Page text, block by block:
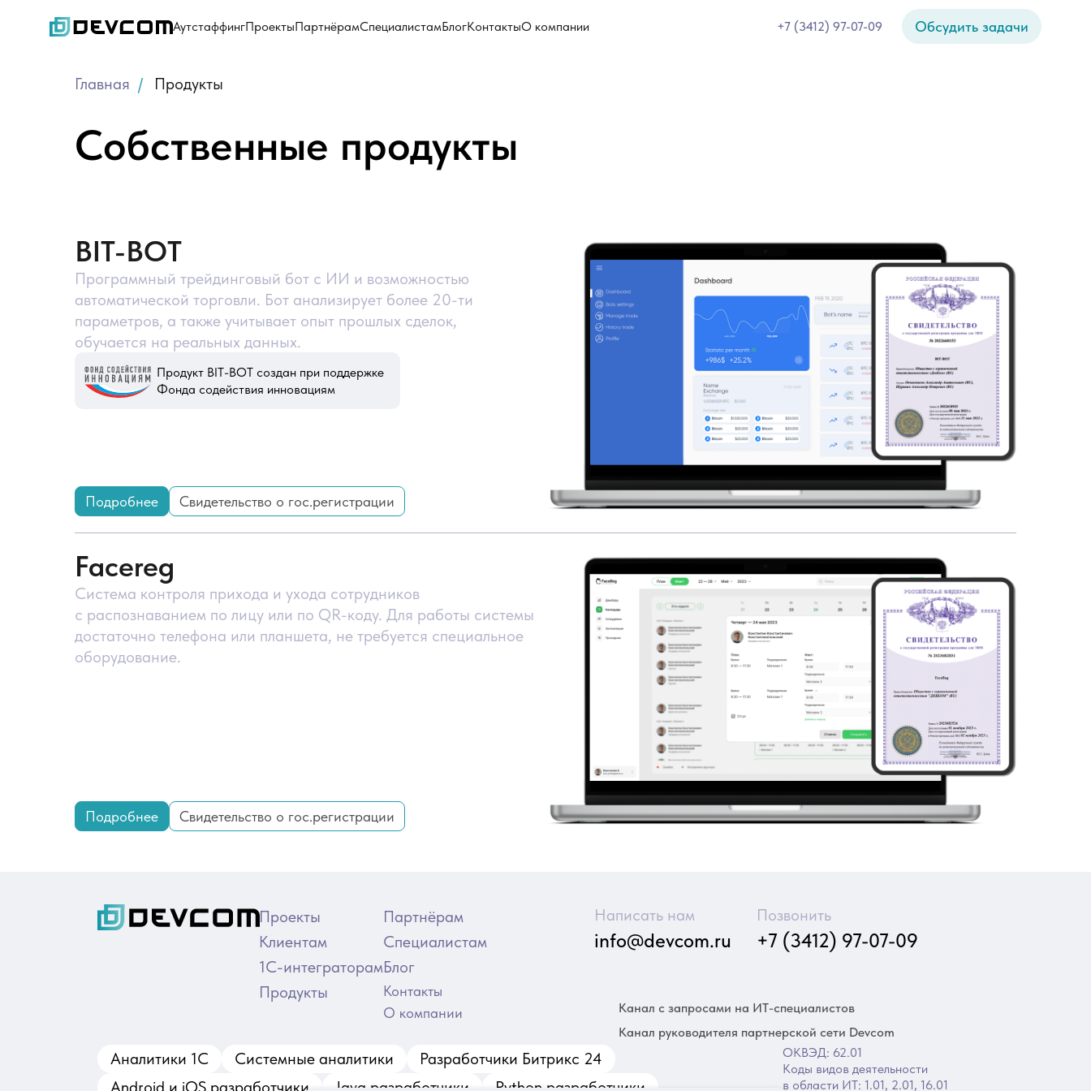
АутстаффингПроектыПартнёрамСпециалистамБлогКонтактыО компании +7 (3412) 97-07-09 Обсудить задачи
Главная / Продукты
Собственные продукты
BIT-BOT
Программный трейдинговый бот с ИИ и возможностью
автоматической торговли. Бот анализирует более 20-ти
параметров, а также учитывает опыт прошлых сделок,
обучается на реальных данных.
Продукт BIT-BOT создан при поддержке
Фонда содействия инновациям
Подробнее Свидетельство о гос.регистрации
Facereg
Система контроля прихода и ухода сотрудников
с распознаванием по лицу или по QR-коду. Для работы системы
достаточно телефона или планшета, не требуется специальное
оборудование.
Подробнее Свидетельство о гос.регистрации
Проекты
Клиентам
1С-интеграторам
Продукты
Партнёрам
Специалистам
Блог
Контакты
О компании
Написать нам
info@devcom.ru
Позвонить
+7 (3412) 97-07-09
Канал с запросами на ИТ-специалистов
Канал руководителя партнерской сети Devcom
Аналитики 1С Системные аналитики
Разработчики Битрикс 24
Android и iOS разработчики
Java разработчики Python разработчики
ОКВЭД: 62.01
Коды видов деятельности
в области ИТ: 1.01, 2.01, 16.01